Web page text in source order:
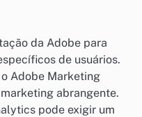
da Adobe para
de usuários.
Adobe Marketing
abrangente.
pode exigir um